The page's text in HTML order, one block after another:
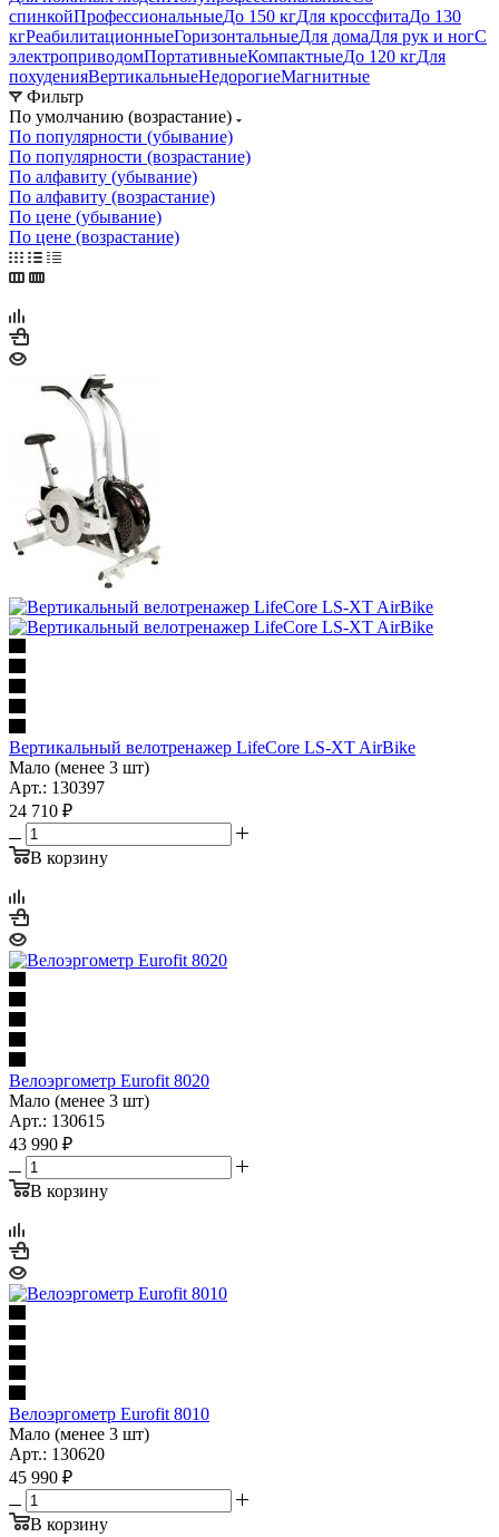
спинкойПрофессиональныеДо 150 кгДля кроссфитаДо 130
кгРеабилитационныеГоризонтальныеДля домаДля рук и ногС
электроприводомПортативныеКомпактныеДо 120 кгДля
похуденияВертикальныеНедорогиеМагнитные
Фильтр
По умолчанию (возрастание)
По популярности (убывание)
По популярности (возрастание)
По алфавиту (убывание)
По алфавиту (возрастание)
По цене (убывание)
По цене (возрастание)
Вертикальный велотренажер LifeCore LS-XT AirBike
Мало (менее 3 шт)
Арт.: 130397
24 710 ₽
В корзину
Велоэргометр Eurofit 8020
Мало (менее 3 шт)
Арт.: 130615
43 990 ₽
В корзину
Велоэргометр Eurofit 8010
Мало (менее 3 шт)
Арт.: 130620
45 990 ₽
В корзину